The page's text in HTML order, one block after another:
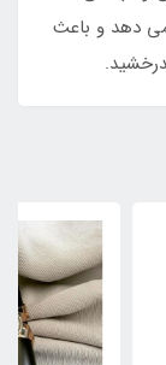
دهد و باعث